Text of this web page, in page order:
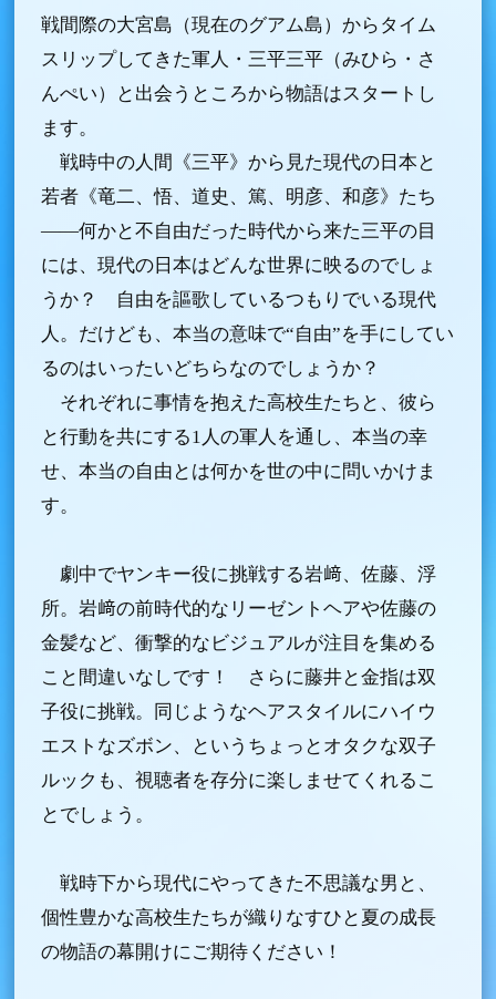
戦間際の大宮島（現在のグアム島）からタイム
スリップしてきた軍人・三平三平（みひら・さ
んぺい）と出会うところから物語はスタートし
ます。
戦時中の人間《三平》から見た現代の日本と
若者《竜二、悟、道史、篤、明彦、和彦》たち
――何かと不自由だった時代から来た三平の目
には、現代の日本はどんな世界に映るのでしょ
うか？ 自由を謳歌しているつもりでいる現代
人。だけども、本当の意味で“自由”を手にしてい
るのはいったいどちらなのでしょうか？
それぞれに事情を抱えた高校生たちと、彼ら
と行動を共にする1人の軍人を通し、本当の幸
せ、本当の自由とは何かを世の中に問いかけま
す。
劇中でヤンキー役に挑戦する岩﨑、佐藤、浮
所。岩﨑の前時代的なリーゼントヘアや佐藤の
金髪など、衝撃的なビジュアルが注目を集める
こと間違いなしです！ さらに藤井と金指は双
子役に挑戦。同じようなヘアスタイルにハイウ
エストなズボン、というちょっとオタクな双子
ルックも、視聴者を存分に楽しませてくれるこ
とでしょう。
戦時下から現代にやってきた不思議な男と、
個性豊かな高校生たちが織りなすひと夏の成長
の物語の幕開けにご期待ください！